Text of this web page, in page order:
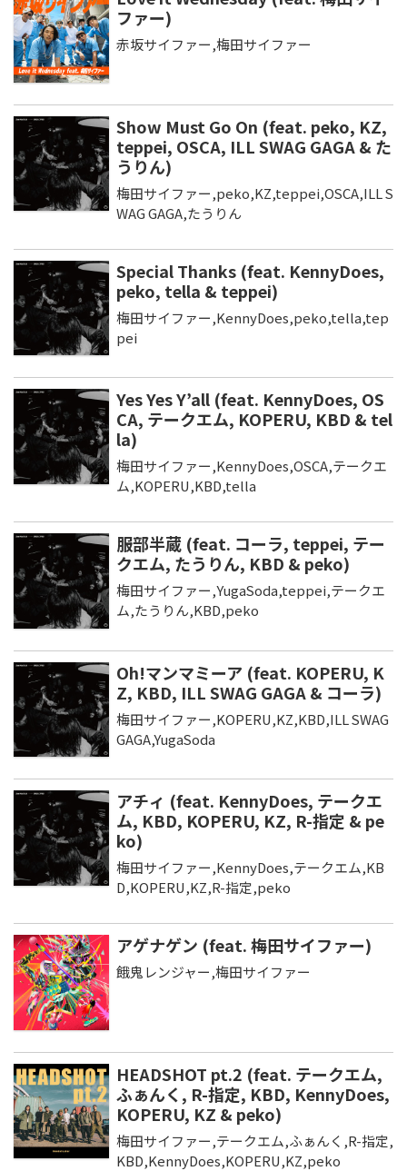
ファー)
赤坂サイファー,梅田サイファー
Show Must Go On (feat. peko, KZ,
teppei, OSCA, ILL SWAG GAGA & た
うりん)
梅田サイファー,peko,KZ,teppei,OSCA,ILL S
WAG GAGA,たうりん
Special Thanks (feat. KennyDoes,
peko, tella & teppei)
梅田サイファー,KennyDoes,peko,tella,tep
pei
Yes Yes Y’all (feat. KennyDoes, OS
CA, テークエム, KOPERU, KBD & tel
la)
梅田サイファー,KennyDoes,OSCA,テークエ
ム,KOPERU,KBD,tella
服部半蔵 (feat. コーラ, teppei, テー
クエム, たうりん, KBD & peko)
梅田サイファー,YugaSoda,teppei,テークエ
ム,たうりん,KBD,peko
Oh!マンマミーア (feat. KOPERU, K
Z, KBD, ILL SWAG GAGA & コーラ)
梅田サイファー,KOPERU,KZ,KBD,ILL SWAG
GAGA,YugaSoda
アチィ (feat. KennyDoes, テークエ
ム, KBD, KOPERU, KZ, R-指定 & pe
ko)
梅田サイファー,KennyDoes,テークエム,KB
D,KOPERU,KZ,R-指定,peko
アゲナゲン (feat. 梅田サイファー)
餓鬼レンジャー,梅田サイファー
HEADSHOT pt.2 (feat. テークエム,
ふぁんく, R-指定, KBD, KennyDoes,
KOPERU, KZ & peko)
梅田サイファー,テークエム,ふぁんく,R-指定,
KBD,KennyDoes,KOPERU,KZ,peko